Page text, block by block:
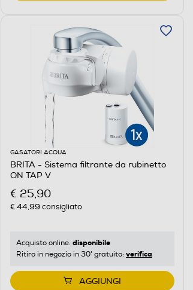
GASATORI ACQUA
BRITA - Sistema filtrante da rubinetto
ON TAP V
€ 25,90
€ 44,99 consigliato
Acquisto online: disponibile
Ritiro in negozio in 30' gratuito: verifica
AGGIUNGI